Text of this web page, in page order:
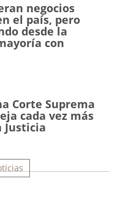
negocios
el país, pero
desde la
con
Corte Suprema
cada vez más
Justicia